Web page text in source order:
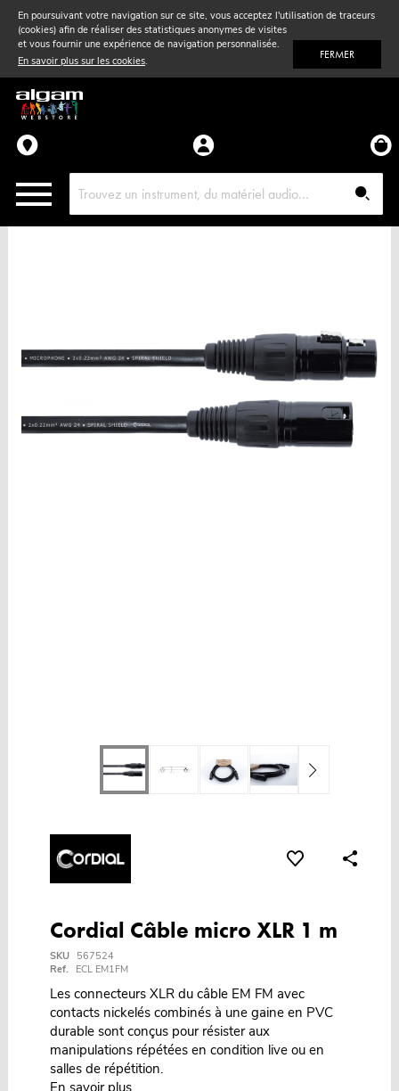
En poursuivant votre navigation sur ce site, vous acceptez l'utilisation de traceurs
(cookies) afin de réaliser des statistiques anonymes de visites
et vous fournir une expérience de navigation personnalisée.
En savoir plus sur les cookies. FERMER
Vent& Violon
Accessoires
Pièces détachées
Cordial Câble micro XLR 1 m
SKU
567524
Ref.
ECL EM1FM
Les connecteurs XLR du câble EM FM avec
contacts nickelés combinés à une gaine en PVC
durable sont conçus pour résister aux
manipulations répétées en condition live ou en
salles de répétition.